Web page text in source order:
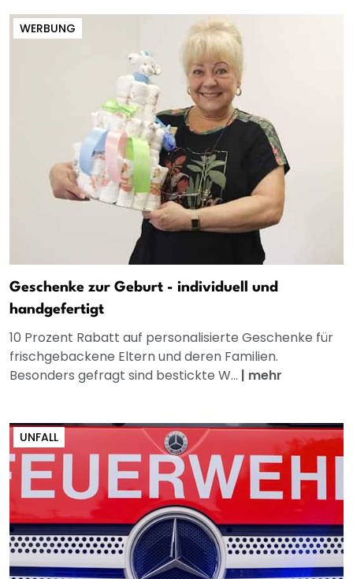
WERBUNG
Geschenke zur Geburt - individuell und
handgefertigt
10 Prozent Rabatt auf personalisierte Geschenke für
frischgebackene Eltern und deren Familien.
Besonders gefragt sind bestickte W... | mehr
UNFALL